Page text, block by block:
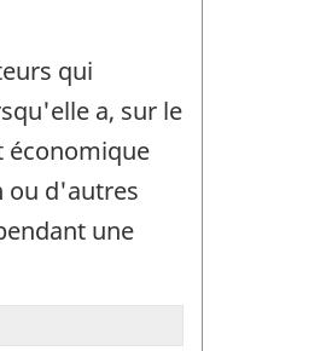
qui
a, sur le
économique
ou d'autres
une